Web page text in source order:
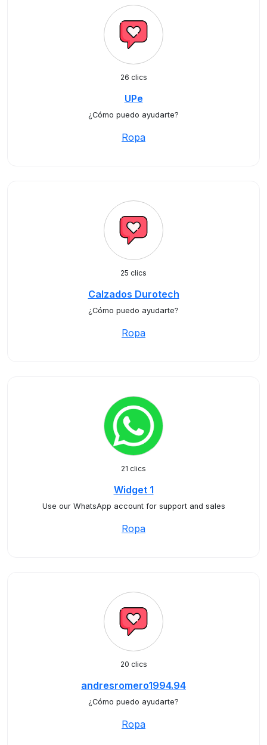
26 clics
UPe
¿Cómo puedo ayudarte?
Ropa
25 clics
Calzados Durotech
¿Cómo puedo ayudarte?
Ropa
21 clics
Widget 1
Use our WhatsApp account for support and sales
Ropa
20 clics
andresromero1994.94
¿Cómo puedo ayudarte?
Ropa